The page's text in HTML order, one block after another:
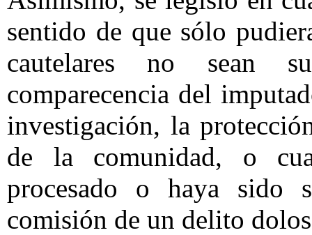
sentido de que sólo
cautelares no sean
comparecencia del
investigación, la
de la comunidad, o
procesado o haya sido
comisión de un delito